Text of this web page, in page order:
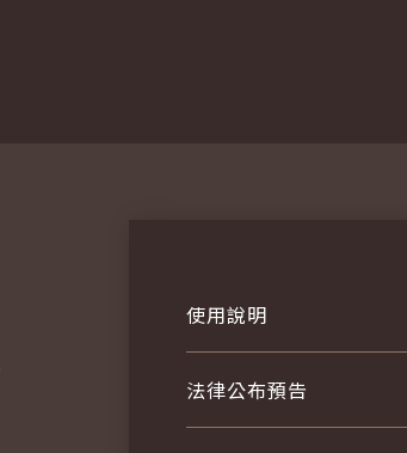
使用說明
法律公布預告